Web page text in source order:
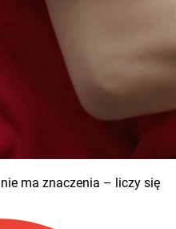
ma znaczenia – liczy się